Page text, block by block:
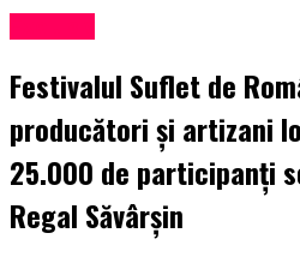
Festivalul Suflet de
producători și artizani
25.000 de participanți
Regal Săvârșin